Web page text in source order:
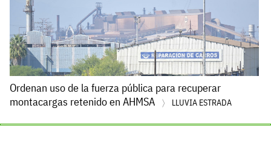
Ordenan uso de la fuerza pública para recuperar
montacargas retenido en AHMSA
LLUVIA ESTRADA